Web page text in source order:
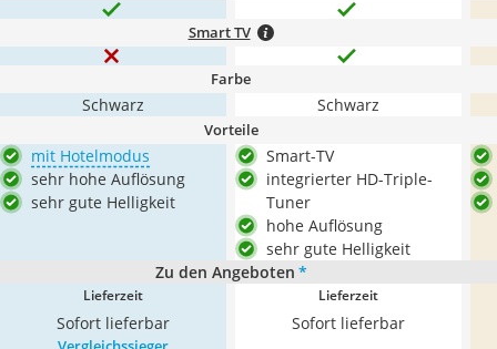
Smart TV
Farbe
Schwarz Schwarz
Vorteile
mit Hotelmodus
sehr hohe Auflösung
sehr gute Helligkeit
Smart-TV
integrierter HD-Triple-
Tuner
hohe Auflösung
sehr gute Helligkeit
Zu den Angeboten *
Lieferzeit
Sofort lieferbar
Lieferzeit
Sofort lieferbar